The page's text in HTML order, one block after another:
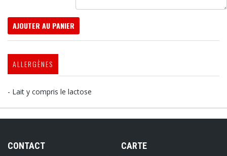
AJOUTER AU PANIER
ALLERGÈNES
- Lait y compris le lactose
CONTACT CARTE